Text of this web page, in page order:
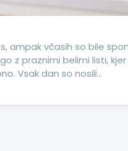
ampak včasih so bile
z praznimi belimi listi,
Vsak dan so nosili…